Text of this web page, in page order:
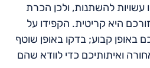
להשתנות, ולכן הכרת
היא קריטית. הקפידו על
באופן קבוע; בדקו באופן שוטף
ואיתותיכם כדי לוודא שהם